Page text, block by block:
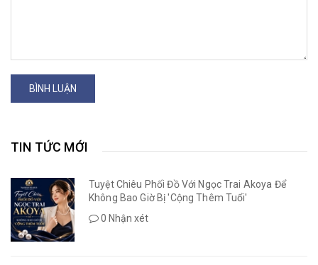
BÌNH LUẬN
TIN TỨC MỚI
Tuyệt Chiêu Phối Đồ Với Ngọc Trai Akoya Để
Không Bao Giờ Bị 'Cộng Thêm Tuổi'
0 Nhận xét